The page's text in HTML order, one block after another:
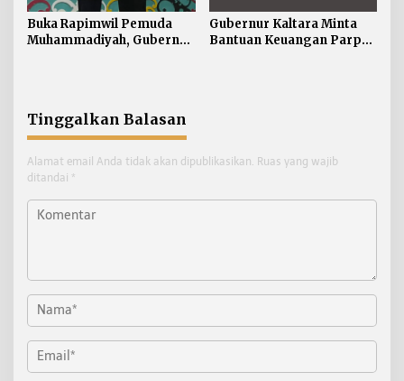
Buka Rapimwil Pemuda
Muhammadiyah, Gubernur
Gubernur Kaltara Minta
Bantuan Keuangan Parpol
Tinggalkan Balasan
Alamat email Anda tidak akan dipublikasikan. Ruas yang wajib
ditandai *